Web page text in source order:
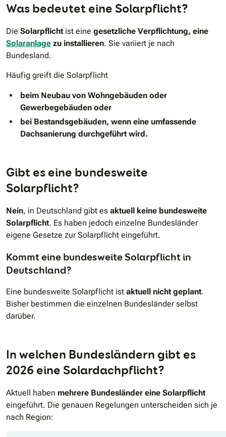
Was bedeutet eine Solarpflicht?
Die Solarpflicht ist eine gesetzliche Verpflichtung, eine
Solaranlage zu installieren. Sie variiert je nach
Bundesland.
Häufig greift die Solarpflicht
beim Neubau von Wohngebäuden oder
Gewerbegebäuden oder
bei Bestandsgebäuden, wenn eine umfassende
Dachsanierung durchgeführt wird.
Gibt es eine bundesweite
Solarpflicht?
Nein, in Deutschland gibt es aktuell keine bundesweite
Solarpflicht. Es haben jedoch einzelne Bundesländer
eigene Gesetze zur Solarpflicht eingeführt.
Kommt eine bundesweite Solarpflicht in
Deutschland?
Eine bundesweite Solarpflicht ist aktuell nicht geplant.
Bisher bestimmen die einzelnen Bundesländer selbst
darüber.
In welchen Bundesländern gibt es
2026 eine Solardachpflicht?
Aktuell haben mehrere Bundesländer eine Solarpflicht
eingeführt. Die genauen Regelungen unterscheiden sich je
nach Region: